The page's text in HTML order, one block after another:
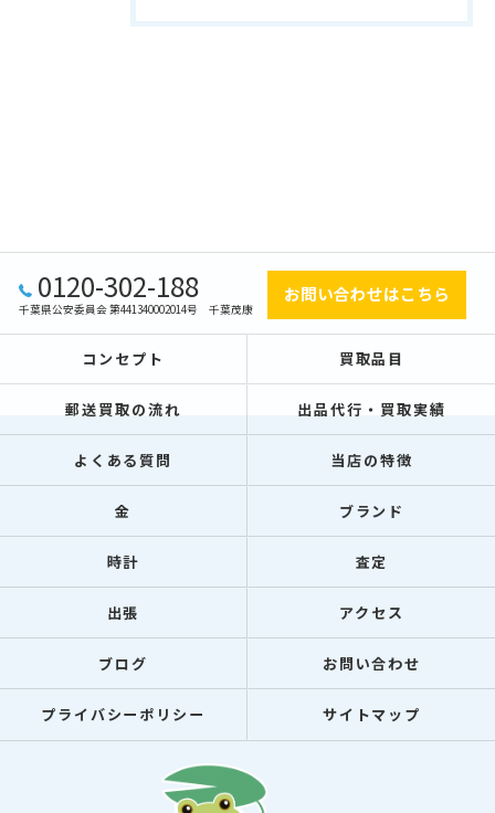
0120-302-188
千葉県公安委員会 第441340002014号 千葉茂康
お問い合わせはこちら
コンセプト 買取品目
郵送買取の流れ 出品代行・買取実績
よくある質問 当店の特徴
金 ブランド
時計 査定
出張 アクセス
ブログ お問い合わせ
プライバシーポリシー サイトマップ